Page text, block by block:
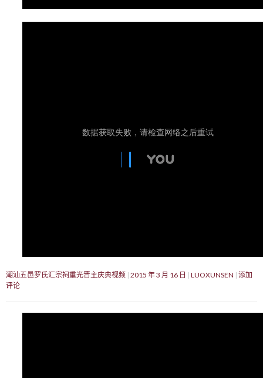
潮汕五邑罗氏汇宗祠重光晋主庆典视频 2015 年 3 月 16 日 LUOXUNSEN 添加
评论